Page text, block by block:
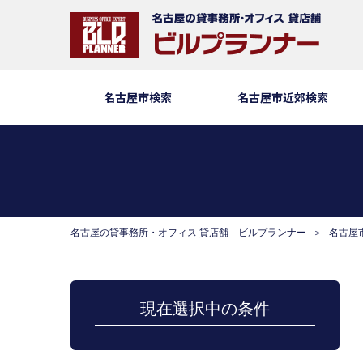
名古屋市検索 名古屋市近郊検索
名古屋の貸事務所・オフィス 貸店舗 ビルプランナー 名古屋
現在選択中の条件